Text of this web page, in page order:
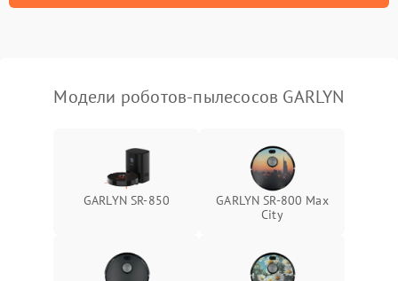
Модели роботов-пылесосов GARLYN
GARLYN SR-850
GARLYN SR-800 Max
City